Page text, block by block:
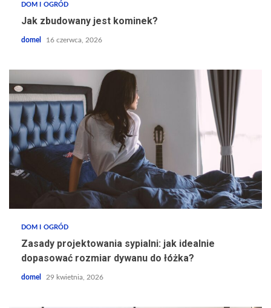
DOM I OGRÓD
Jak zbudowany jest kominek?
domel 16 czerwca, 2026
DOM I OGRÓD
Zasady projektowania sypialni: jak idealnie
dopasować rozmiar dywanu do łóżka?
domel 29 kwietnia, 2026